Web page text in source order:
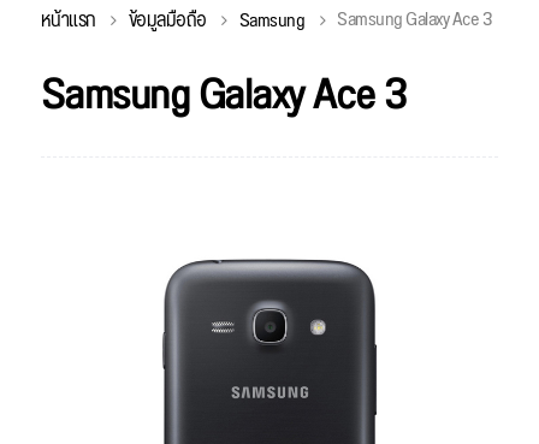
หน้าแรก ข้อมูลมือถือ Samsung Samsung Galaxy Ace 3
Samsung Galaxy Ace 3